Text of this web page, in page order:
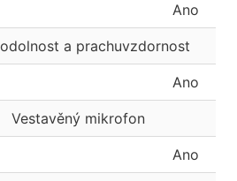
Ano
a prachuvzdornost
Ano
Vestavěný mikrofon
Ano